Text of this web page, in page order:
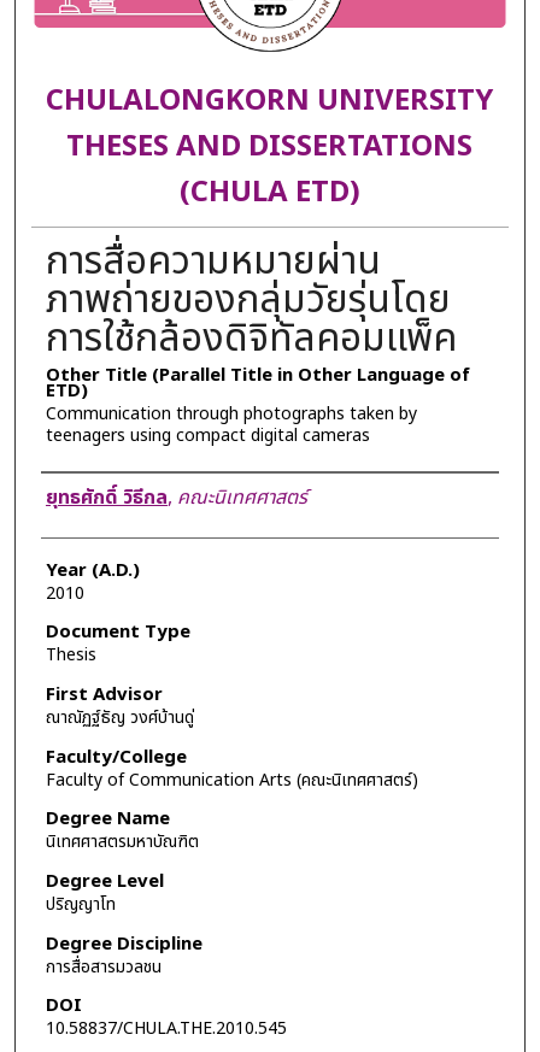
CHULALONGKORN UNIVERSITY
THESES AND DISSERTATIONS
(CHULA ETD)
การสื่อความหมายผ่าน
ภาพถ่ายของกลุ่มวัยรุ่นโดย
การใช้กล้องดิจิทัลคอมแพ็ค
Other Title (Parallel Title in Other Language of
ETD)
Communication through photographs taken by
teenagers using compact digital cameras
Author
ยุทธศักดิ์ วิธีกล, คณะนิเทศศาสตร์
Year (A.D.)
2010
Document Type
Thesis
First Advisor
ณาณัฏฐ์ธัญ วงศ์บ้านดู่
Faculty/College
Faculty of Communication Arts (คณะนิเทศศาสตร์)
Degree Name
นิเทศศาสตรมหาบัณฑิต
Degree Level
ปริญญาโท
Degree Discipline
การสื่อสารมวลชน
DOI
10.58837/CHULA.THE.2010.545